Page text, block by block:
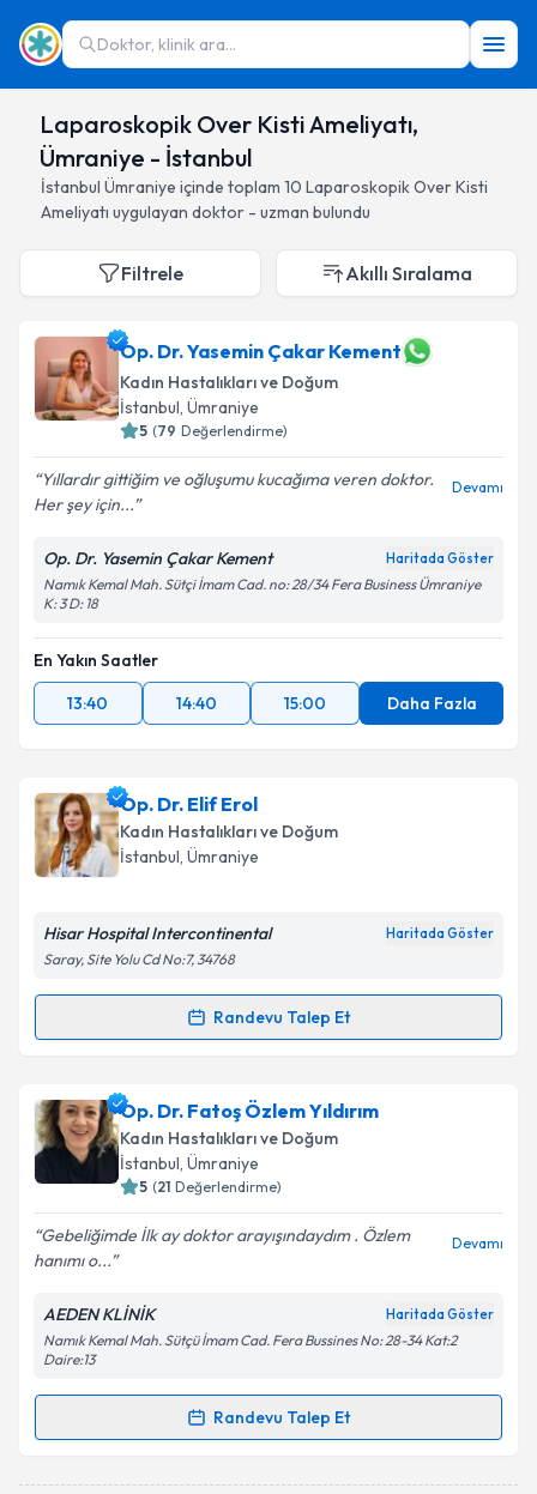
Doktor, klinik ara...
Laparoskopik Over Kisti Ameliyatı,
Ümraniye - İstanbul
İstanbul Ümraniye içinde toplam 10 Laparoskopik Over Kisti
Ameliyatı uygulayan doktor - uzman bulundu
Filtrele Akıllı Sıralama
Op. Dr. Yasemin Çakar Kement
Kadın Hastalıkları ve Doğum
İstanbul, Ümraniye
5 (79 Değerlendirme)
Yıllardır gittiğim ve oğluşumu kucağıma veren doktor.
Her şey için...
Devamı
Op. Dr. Yasemin Çakar Kement Haritada Göster
Namık Kemal Mah. Sütçi İmam Cad. no: 28/34 Fera Business Ümraniye
K: 3 D: 18
En Yakın Saatler
13:40
14:40 15:00 Daha Fazla
Op. Dr. Elif Erol
Kadın Hastalıkları ve Doğum
İstanbul, Ümraniye
Hisar Hospital Intercontinental Haritada Göster
Saray, Site Yolu Cd No:7, 34768
Randevu Talep Et
Randevu Takvimi Talebi
Op. Dr. Elif Eroliçin randevu takvimi talebi oluşturun.
Size bu uzmandan randevu almanız için bir takvim
hazırlandığında e-posta ile bilgilendireceğiz.
Kişisel verilerimin işlenmesine ilişkin
Aydınlatma
Metni'ni okudum ve kişisel verilerimin belirtilen
Takvim Talebini Gönder
Op. Dr. Fatoş Özlem Yıldırım
Kadın Hastalıkları ve Doğum
İstanbul, Ümraniye
5 (21 Değerlendirme)
Gebeliğimde İlk ay doktor arayışındaydım . Özlem
hanımı o...
Devamı
AEDEN KLİNİK Haritada Göster
Namık Kemal Mah. Sütçü İmam Cad. Fera Bussines No: 28-34 Kat:2
Daire:13
Randevu Talep Et
Randevu Takvimi Talebi